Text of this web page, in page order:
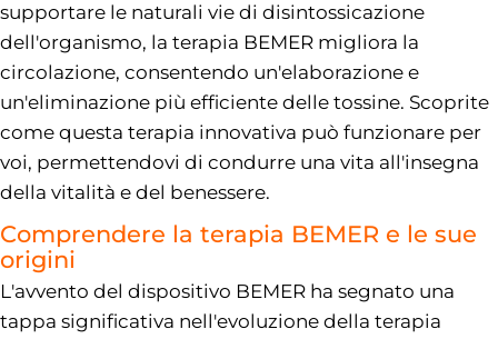
supportare le naturali vie di disintossicazione
dell'organismo, la terapia BEMER migliora la
circolazione, consentendo un'elaborazione e
un'eliminazione più efficiente delle tossine. Scoprite
come questa terapia innovativa può funzionare per
voi, permettendovi di condurre una vita all'insegna
della vitalità e del benessere.
Comprendere la terapia BEMER e le sue
origini
L'avvento del dispositivo BEMER ha segnato una
tappa significativa nell'evoluzione della terapia